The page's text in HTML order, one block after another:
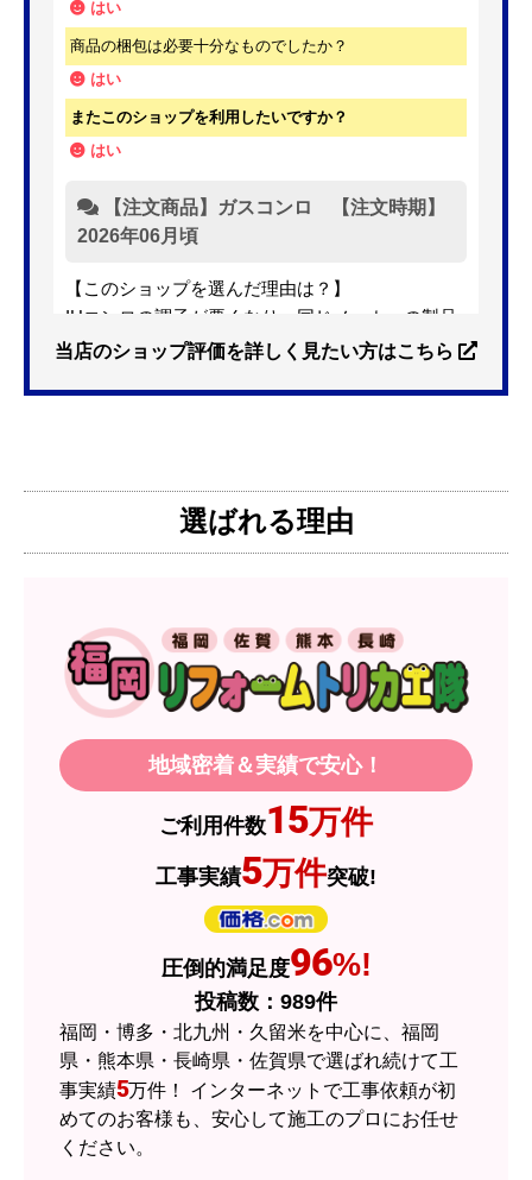
はい
商品の梱包は必要十分なものでしたか？
はい
またこのショップを利用したいですか？
はい
【注文商品】ガスコンロ 【注文時期】
2026年06月頃
【このショップを選んだ理由は？】
IHコンロの調子が悪くなり、同じメーカーの製品
を探していました。ただ、3口から2口のものへ変
は需要が少なく製品によっては割高になるとのこ
ろ、希望した製品が量販店よりかなり安い価格で
あったので購入いたしました。
【その他感想・コメント】
製品価格もですが、設置や保証なども充実してい
るので、今後も頼りになるショップの一つです。
2026年7月3日 19:01
欲しい商品をスムーズに注文できましたか？
ショップからの連絡や対応は適切でしたか？
予定の期日までに商品が届きましたか？
はい
商品の梱包は必要十分なものでしたか？
はい
またこのショップを利用したいですか？
当店のショップ評価を詳しく見たい方はこちら
選ばれる理由
地域密着＆実績で安心！
ご利用件数15万件
工事実績5万件突破!
圧倒的満足度96%!
投稿数： 989件
福岡・博多・北九州・久留米を中心に、福岡
県・熊本県・長崎県・佐賀県で選ばれ続けて工
事実績5万件！ インターネットで工事依頼が初
めてのお客様も、安心して施工のプロにお任せ
ください。